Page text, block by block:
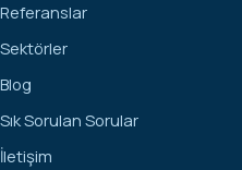
Referanslar
Sektörler
Blog
Sık Sorulan Sorular
İletişim